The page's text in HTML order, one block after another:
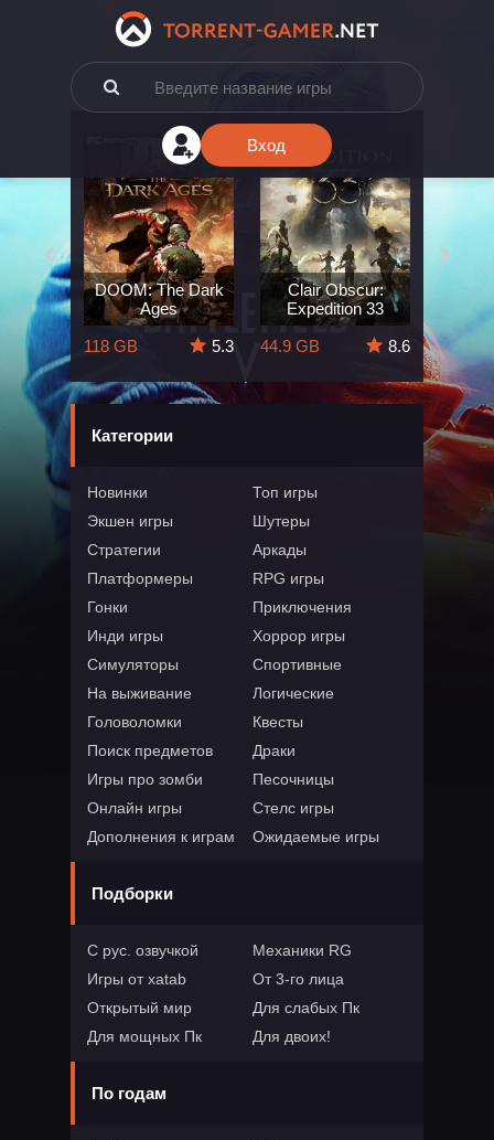
Вход
The
5.7
DOOM: The Dark
Ages
118 GB
5.3
Clair Obscur:
Expedition 33
44.9 GB
8.6
164 GB
Категории
Новинки
Топ игры
Экшен игры
Шутеры
Стратегии
Аркады
Платформеры
RPG игры
Гонки
Приключения
Инди игры
Хоррор игры
Симуляторы
Спортивные
На выживание
Логические
Головоломки
Квесты
Поиск предметов
Драки
Игры про зомби
Песочницы
Онлайн игры
Стелс игры
Дополнения к играм
Ожидаемые игры
Подборки
С рус. озвучкой
Механики RG
Игры от xatab
От 3-го лица
Открытый мир
Для слабых Пк
Для мощных Пк
Для двоих!
По годам